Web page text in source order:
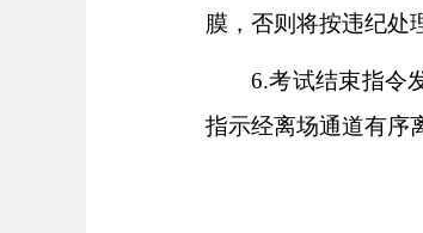
膜，否则将按违纪处
6.考试结束指令
指示经离场通道有序